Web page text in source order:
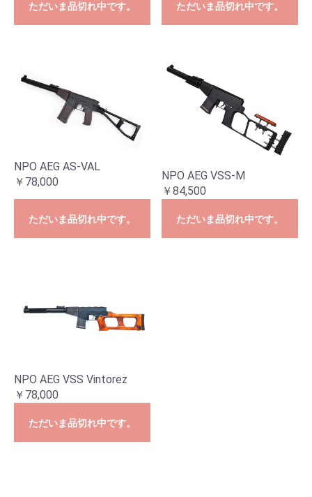
ただいま品切れ中です。 ただいま品切れ中です。
NPO AEG AS-VAL
￥78,000
ただいま品切れ中です。
NPO AEG VSS-M
￥84,500
ただいま品切れ中です。
NPO AEG VSS Vintorez
￥78,000
ただいま品切れ中です。